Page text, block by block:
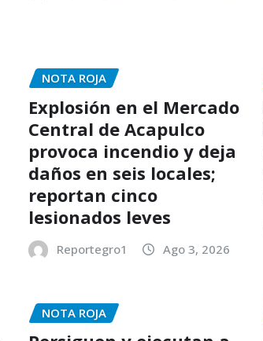
NOTA ROJA
Explosión en el Mercado
Central de Acapulco
provoca incendio y deja
daños en seis locales;
reportan cinco
lesionados leves
Reportegro1 Ago 3, 2026
NOTA ROJA